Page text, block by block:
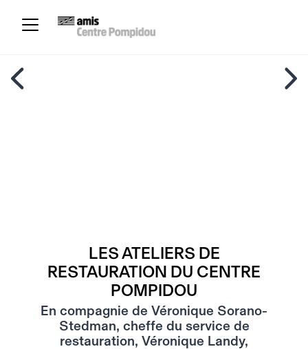
LES ATELIERS DE
RESTAURATION DU CENTRE
POMPIDOU
En compagnie de Véronique Sorano-
Stedman, cheffe du service de
restauration, Véronique Landy,